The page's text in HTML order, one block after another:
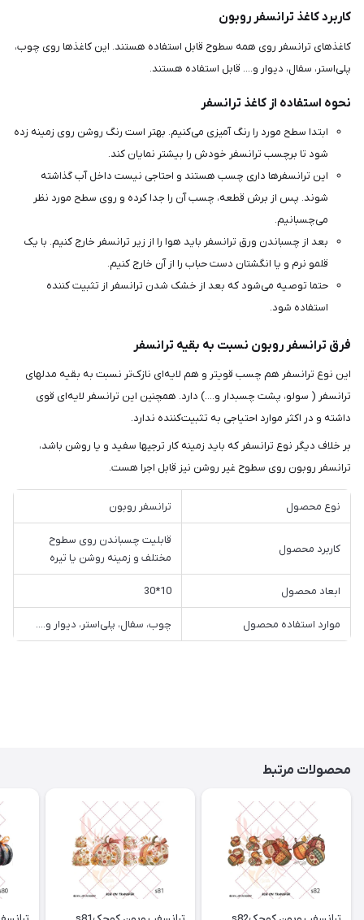
کاربرد کاغذ ترانسفر روبون
کاغذهای ترانسفر روی همه سطوح قابل استفاده هستند. این کاغذها روی چوب،
پلی‌استر، سفال، دیوار و.... قابل استفاده هستند.
نحوه استفاده از کاغذ ترانسفر
ابتدا سطح مورد را رنگ آمیزی می‌کنیم. بهتر است رنگ روشن روی زمینه زده
شود تا برچسب ترانسفر خودش را بیشتر نمایان کند.
این ترانسفرها داری چسب هستند و احتاجی نیست داخل آب گذاشته
شوند. پس از برش قطعه، چسب آن را جدا کرده و روی سطح مورد نظر
می‌چسبانیم.
بعد از چسباندن ورق ترانسفر باید هوا را از زیر ترانسفر خارج کنیم. با یک
قلمو نرم و یا انگشتان دست حباب را از آن خارج کنیم.
حتما توصیه می‌شود که بعد از خشک شدن ترانسفر از تثبیت کننده
استفاده شود.
فرق ترانسفر روبون نسبت به بقیه ترانسفر
این نوع ترانسفر هم چسب قوی‎تر و هم لایه‌ای نازک‌تر نسبت به بقیه مدلهای
ترانسفر ( سولو، پشت چسبدار و....) دارد. همچنین این ترانسفر لایه‌ای قوی
داشته و در اکثر موارد احتیاجی به تثبیت‌کننده ندارد.
بر خلاف دیگر نوع ترانسفر که باید زمینه کار ترجیها سفید و یا روشن باشد،
ترانسفر روبون روی سطوح غیر روشن نیز قابل اجرا هست.
نوع محصول ترانسفر روبون
کاربرد محصول
قابلیت چسباندن روی سطوح
مختلف و زمینه روشن یا تیره
ابعاد محصول 10*30
موارد استفاده محصول چوب، سفال، پلی‌استر، دیوار و....
محصولات مرتبط